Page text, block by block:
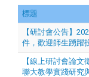
標題
【研討會公告】
件，歡迎師生踴躍
【線上研討會論
聯大教學實踐研究